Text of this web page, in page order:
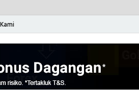
Part-Time Terkini Di Malaysia